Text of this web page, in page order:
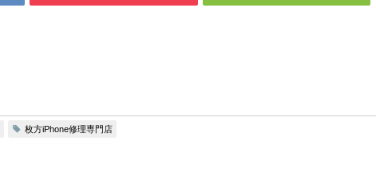
枚方iPhone修理専門店